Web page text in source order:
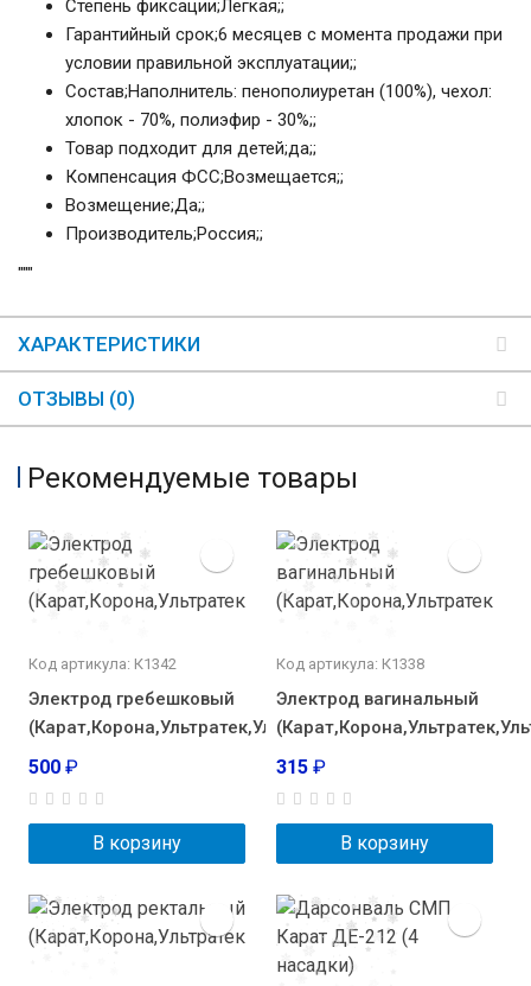
Степень фиксации;Легкая;;
Гарантийный срок;6 месяцев с момента продажи при
условии правильной эксплуатации;;
Состав;Наполнитель: пенополиуретан (100%), чехол:
хлопок - 70%, полиэфир - 30%;;
Товар подходит для детей;да;;
Компенсация ФСС;Возмещается;;
Возмещение;Да;;
Производитель;Россия;;
"""
ХАРАКТЕРИСТИКИ
ОТЗЫВЫ (0)
Рекомендуемые товары
Код артикула: К1342
Электрод гребешковый
(Карат,Корона,Ультратек,Ультратон-2,Спарк)
500 ₽
В корзину
Код артикула: К1338
Электрод вагинальный
315 ₽
В корзину